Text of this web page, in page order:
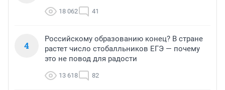
18 062 41
4
Российскому образованию конец? В стране
растет число стобалльников ЕГЭ — почему
это не повод для радости
13 618 82